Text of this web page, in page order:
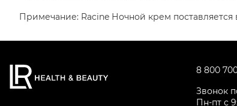
Примечание: Racine Ночной крем поставляется
8 800
Звонок
Пн-пт с